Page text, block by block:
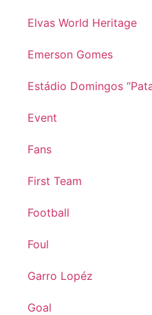
Elvas World Heritage
Emerson Gomes
Estádio Domingos
Event
Fans
First Team
Football
Foul
Garro Lopéz
Goal